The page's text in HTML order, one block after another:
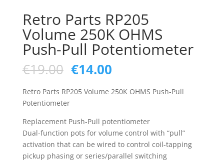
Retro Parts RP205
Volume 250K OHMS
Push-Pull Potentiometer
€19.00 Oorspronkelijke
prijs
was:
€14.00Huidige
is:
Retro Parts RP205 Volume 250K OHMS Push-Pull
Potentiometer
Replacement Push-Pull potentiometer
Dual-function pots for volume control with “pull”
activation that can be wired to control coil-tapping
pickup phasing or series/parallel switching